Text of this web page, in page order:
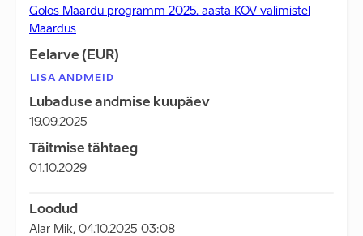
Golos Maardu programm 2025. aasta KOV valimistel
Maardus
Eelarve (EUR)
LISA ANDMEID
Lubaduse andmise kuupäev
19.09.2025
Täitmise tähtaeg
01.10.2029
Loodud
Alar Mik, 04.10.2025 03:08